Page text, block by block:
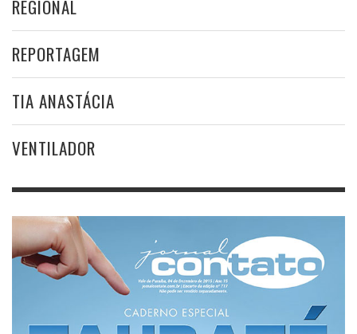
REGIONAL
REPORTAGEM
TIA ANASTÁCIA
VENTILADOR